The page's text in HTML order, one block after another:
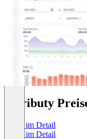
Attributy
Preise im Detail
Preise im Detail